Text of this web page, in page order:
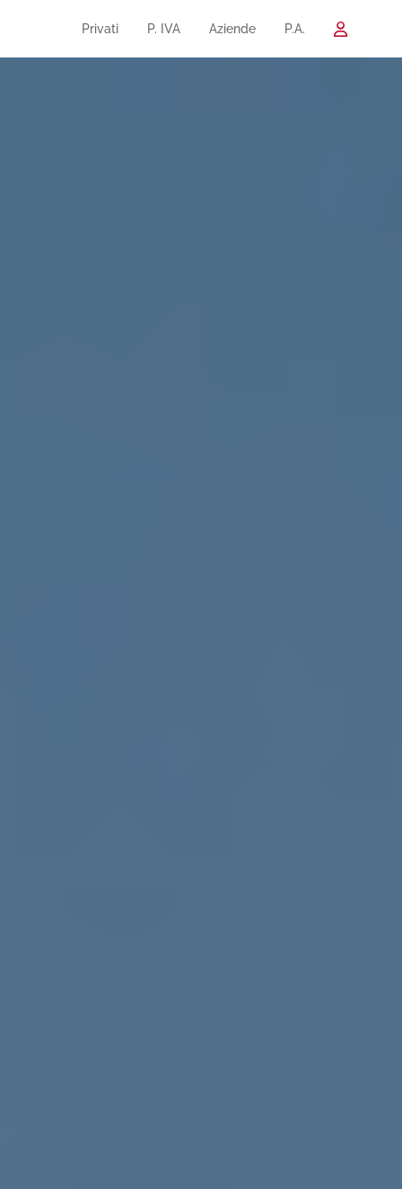
Privati P. IVA Aziende P.A.